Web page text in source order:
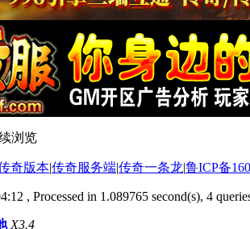
浏览
奇版本|传奇服务端|传奇一条龙|鲁ICP备
, Processed in 1.089765 second(s), 4
X3.4